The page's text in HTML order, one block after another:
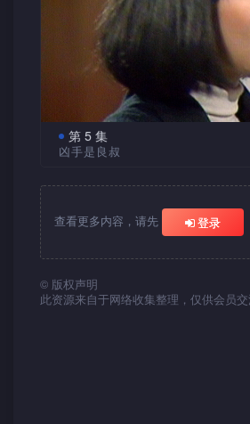
第 5 集
凶手是良叔
山终发现原来杀人者是良叔
录音顶替真人声音。于是真相大白
叔本是金美子与金慧子的父亲，于
查看更多内容，请先 登录
© 版权声明
此资源来自于网络收集整理，仅供会员